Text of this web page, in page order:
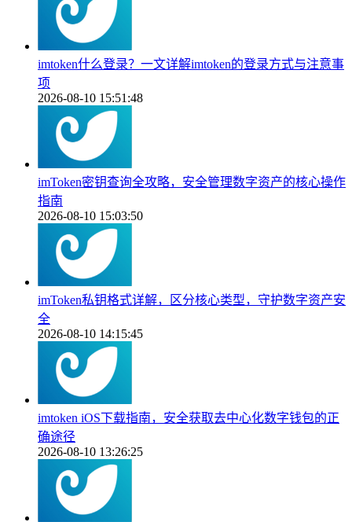
imtoken什么登录？一文详解imtoken的登录方式与注意事
项
2026-08-10 15:51:48
imToken密钥查询全攻略，安全管理数字资产的核心操作
指南
2026-08-10 15:03:50
imToken私钥格式详解，区分核心类型，守护数字资产安
全
2026-08-10 14:15:45
imtoken iOS下载指南，安全获取去中心化数字钱包的正
确途径
2026-08-10 13:26:25